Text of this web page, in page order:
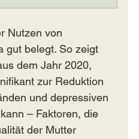
Nutzen von
gut belegt. So zeigt
dem Jahr 2020,
zur Reduktion
und depressiven
– Faktoren, die
der Mutter